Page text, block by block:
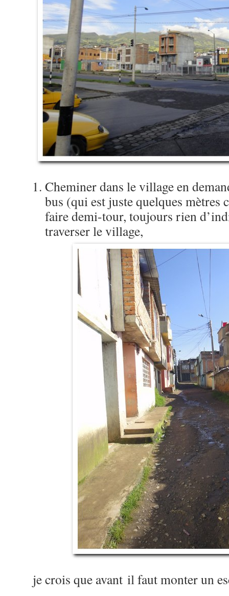
Cheminer dans le village en
bus (qui est juste quelques mètres
faire demi-tour, toujours rien
traverser le village,
je crois que avant il faut monter un